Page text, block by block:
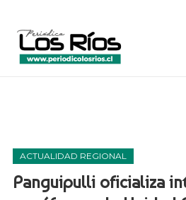
ACTUALIDAD REGIONAL
Panguipulli oficializa